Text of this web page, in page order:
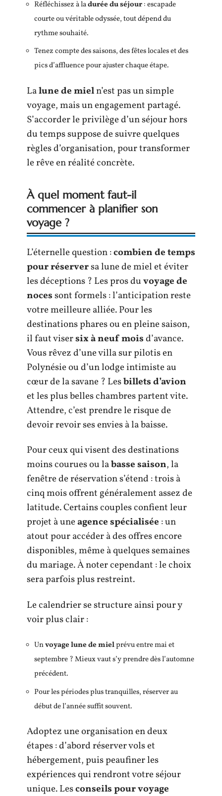
Réfléchissez à ladurée du séjour: escapade
courte ou véritable odyssée, tout dépend du
rythme souhaité.
Tenez compte des saisons, des fêtes locales et des
pics d’affluence pour ajuster chaque étape.
Lalune de mieln’est pas un simple
voyage, mais un engagement partagé.
S’accorder le privilège d’un séjour hors
du temps suppose de suivre quelques
règles d’organisation, pour transformer
le rêve en réalité concrète.
À quel moment faut-il
commencer à planifier son
voyage ?
L’éternelle question :combien de temps
pour réserversa lune de miel et éviter
les déceptions ? Les pros duvoyage de
nocessont formels : l’anticipation reste
votre meilleure alliée. Pour les
destinations phares ou en pleine saison,
il faut visersix à neuf moisd’avance.
Vous rêvez d’une villa sur pilotis en
Polynésie ou d’un lodge intimiste au
cœur de la savane ? Lesbillets d’avion
et les plus belles chambres partent vite.
Attendre, c’est prendre le risque de
devoir revoir ses envies à la baisse.
Pour ceux qui visent des destinations
moins courues ou labasse saison, la
fenêtre de réservation s’étend : trois à
cinq mois offrent généralement assez de
latitude. Certains couples confient leur
projet à uneagence spécialisée : un
atout pour accéder à des offres encore
disponibles, même à quelques semaines
du mariage. À noter cependant : le choix
sera parfois plus restreint.
Le calendrier se structure ainsi pour y
voir plus clair :
Unvoyage lune de mielprévu entre mai et
septembre ? Mieux vaut s’y prendre dès l’automne
précédent.
Pour les périodes plus tranquilles, réserver au
début de l’année suffit souvent.
Adoptez une organisation en deux
étapes : d’abord réserver vols et
hébergement, puis peaufiner les
expériences qui rendront votre séjour
unique. Lesconseils pour voyage